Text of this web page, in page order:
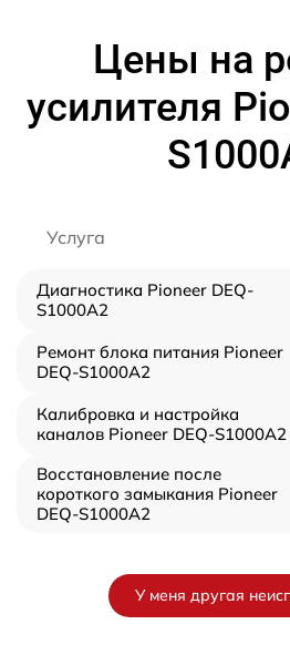
Цены на
усилителя
Услуга
Диагностика Pioneer DEQ-
S1000A2
Ремонт блока питания Pioneer
DEQ-S1000A2
Калибровка и настройка
каналов Pioneer DEQ-S1000A2
Восстановление после
короткого замыкания Pioneer
DEQ-S1000A2
У меня другая